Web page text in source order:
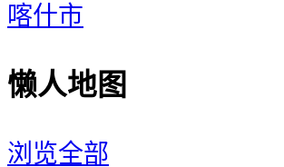
喀什市
懒人地图
浏览全部